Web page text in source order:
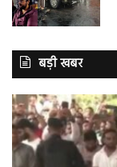
बड़ी खबर